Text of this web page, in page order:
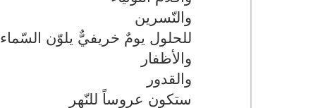
والنّسرين
للحلول يومٌ خريفيٌّ يلوّن السّماء
والأظفار
والقدور
ستكون عروساً للنّهر